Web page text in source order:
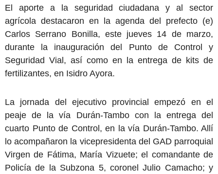
El aporte a la seguridad ciudadana y al sector
agrícola destacaron en la agenda del prefecto (e)
Carlos Serrano Bonilla, este jueves 14 de marzo,
durante la inauguración del Punto de Control y
Seguridad Vial, así como en la entrega de kits de
fertilizantes, en Isidro Ayora.
La jornada del ejecutivo provincial empezó en el
peaje de la vía Durán-Tambo con la entrega del
cuarto Punto de Control, en la vía Durán-Tambo. Allí
lo acompañaron la vicepresidenta del GAD parroquial
Virgen de Fátima, María Vizuete; el comandante de
Policía de la Subzona 5, coronel Julio Camacho; y